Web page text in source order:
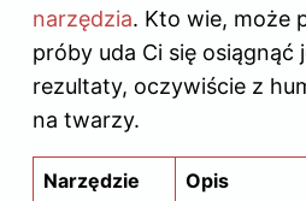
narzędzia. Kto wie, może
próby uda Ci się osiągnąć
rezultaty, oczywiście z
na twarzy.
Narzędzie
Opis